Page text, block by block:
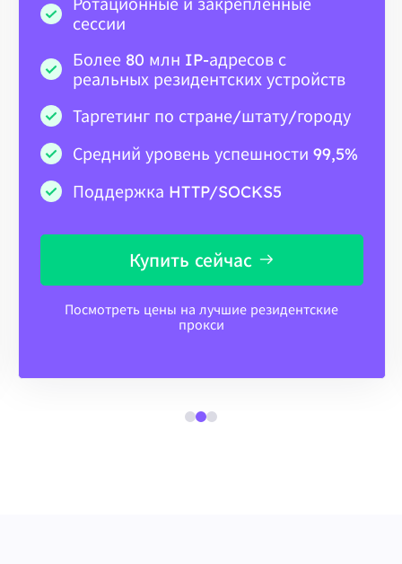
Ротационные и закрепленные
сессии
Более 80 млн IP-адресов с
реальных резидентских устройств
Таргетинг по стране/штату/городу
Средний уровень успешности 99,5%
Поддержка HTTP/SOCKS5
Купить сейчас
Посмотреть цены на лучшие резидентские
прокси